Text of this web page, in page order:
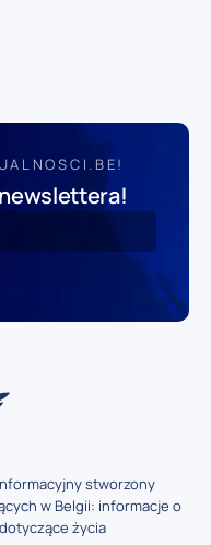
stworzony
w Belgii: informacje o
życia